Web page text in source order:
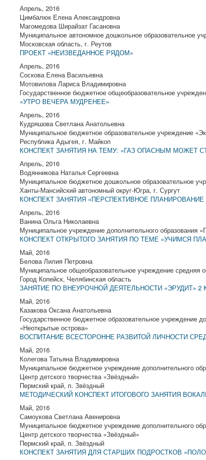
Апрель, 2016
Цимбалюк Елена Александровна
Магомедова Ширайзат Гасановна
Муниципальное автономное дошкольное образовательное
Московская область, г. Реутов
ПРОЕКТ «НЕИЗВЕДАННОЕ РЯДОМ»
Апрель, 2016
Соскова Елена Васильевна
Мотовилова Лариса Владимировна
Государственное бюджетное общеобразовательное
«УТРО ВЕЧЕРА МУДРЕНЕЕ»
Апрель, 2016
Кудряшова Светлана Анатольевна
Муниципальное бюджетное образовательное учреждение
Республика Адыгея, г. Майкоп
КОНСПЕКТ ЗАНЯТИЯ НА ТЕМУ: «ГАЗ ОПАСНЫМ МОЖЕТ
Апрель, 2016
Водянникова Наталья Сергеевна
Муниципальное бюджетное дошкольное образовательное
Ханты-Мансийский автономный округ-Югра, г. Сургут
КОНСПЕКТ ЗАНЯТИЯ «ПЕРСПЕКТИВНОЕ
Апрель, 2016
Ванина Ольга Николаевна
Муниципальное учреждение дополнительного образования
КОНСПЕКТ ОТКРЫТОГО ЗАНЯТИЯ ПО ТЕМЕ «УЧИМСЯ
Май, 2016
Белова Лилия Петровна
Муниципальное общеобразовательное учреждение средняя
Город Копейск, Челябинская область
ЗАНЯТИЕ ПО ВНЕУРОЧНОЙ ДЕЯТЕЛЬНОСТИ «ЭРУДИТ»
Май, 2016
Казакова Оксана Анатольевна
Государственное бюджетное образовательное учреждение
«Неоткрытые острова»
ВОСПИТАНИЕ ВСЕСТОРОННЕ РАЗВИТОЙ ЛИЧНОСТИ
Май, 2016
Колегова Татьяна Владимировна
Муниципальное бюджетное учреждение дополнительного
Центр детского творчества «Звёздный»
Пермский край, п. Звёздный
МЕТОДИЧЕСКИЙ КОНСПЕКТ ИТОГОВОГО ЗАНЯТИЯ
Май, 2016
Самоукова Светлана Авенировна
Муниципальное бюджетное учреждение дополнительного
Центр детского творчества «Звёздный»
Пермский край, п. Звёздный
КОНСПЕКТ ЗАНЯТИЯ ДЛЯ СТАРШИХ ПОДРОСТКОВ